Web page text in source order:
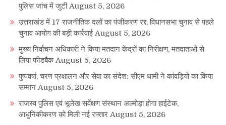
पुलिस जांच में जुटी August 5, 2026
उत्तराखंड में 17 राजनीतिक दलों का पंजीकरण रद्द, विधानसभा चुनाव से पहले
चुनाव आयोग की बड़ी कार्रवाई August 5, 2026
मुख्य निर्वाचन अधिकारी ने किया मतदान केंद्रों का निरीक्षण, मतदाताओं से
लिया फीडबैक August 5, 2026
पुष्पवर्षा, चरण प्रक्षालन और सेवा का संदेश: सीएम धामी ने कांवड़ियों का किया
सम्मान August 5, 2026
राजस्व पुलिस एवं भूलेख सर्वेक्षण संस्थान अल्मोड़ा होगा हाईटेक,
आधुनिकीकरण को मिली नई रफ्तार August 5, 2026